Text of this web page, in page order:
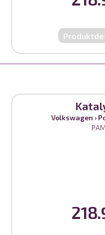
Volkswagen ›